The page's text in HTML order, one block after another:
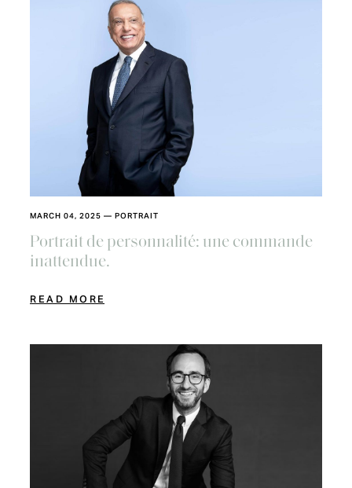
MARCH 04, 2025 — PORTRAIT
Portrait de personnalité: une commande
inattendue.
READ MORE